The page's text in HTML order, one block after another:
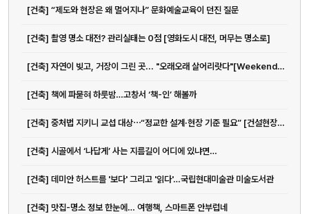
[건축] “제도와 현장은 왜 멀어지나” 문화예술교육이 던진 질문
[건축] 촬영 명소 대전? 관리실태는 0점 [영화도시 대전, 머무는 명소로]
[건축] 자연이 빚고, 거장이 그린 곳... "오래오래 살어리랏다"[Weekend 레저]
[건축] 책에 파묻혀 하룻밤…고창서 ‘책-인’ 해볼까
[건축] 중처법 지키니 교섭 대상⋯“정교한 설계·현장 기준 필요” [건설현장...
[건축] 시골에서 ‘나답게’ 사는 지름길이 어디에 있냐면…
[건축] 데미안 허스트를 '보다' 그리고 '읽다'…국립현대미술관 미술도서관
[건축] 맛집-명소 정보 한눈에… 여행책, 스마트폰 안부럽네